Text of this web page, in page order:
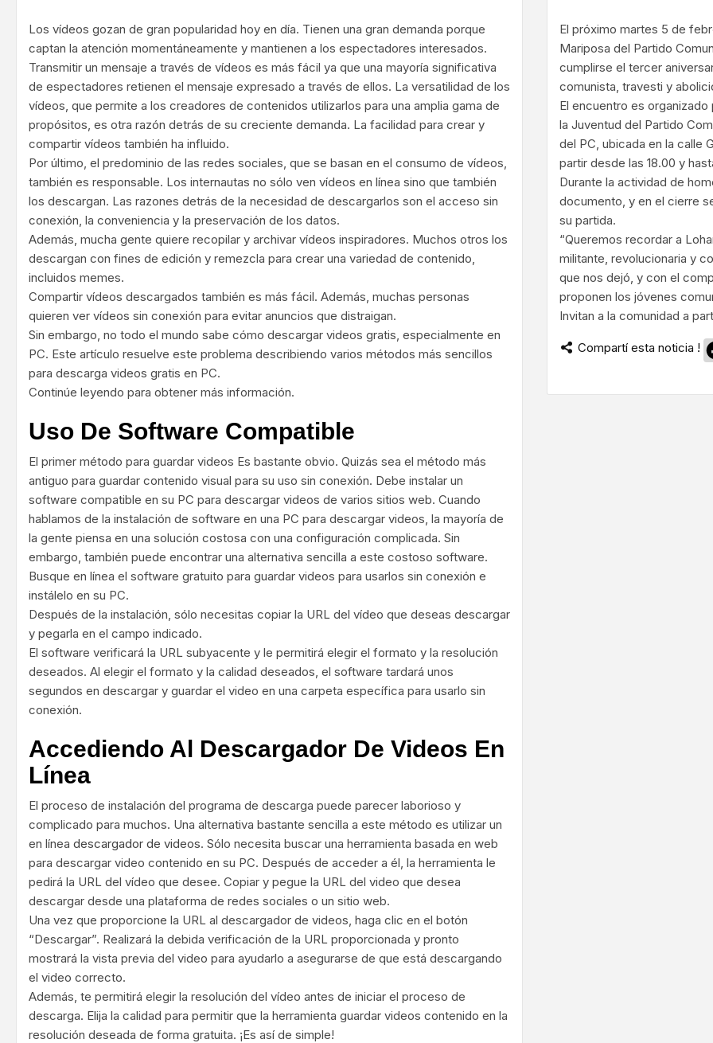
Los vídeos gozan de gran popularidad hoy en día. Tienen una gran demanda porque
captan la atención momentáneamente y mantienen a los espectadores interesados.
Transmitir un mensaje a través de vídeos es más fácil ya que una mayoría significativa
de espectadores retienen el mensaje expresado a través de ellos. La versatilidad de los
vídeos, que permite a los creadores de contenidos utilizarlos para una amplia gama de
propósitos, es otra razón detrás de su creciente demanda. La facilidad para crear y
compartir vídeos también ha influido.
Por último, el predominio de las redes sociales, que se basan en el consumo de vídeos,
también es responsable. Los internautas no sólo ven vídeos en línea sino que también
los descargan. Las razones detrás de la necesidad de descargarlos son el acceso sin
conexión, la conveniencia y la preservación de los datos.
Además, mucha gente quiere recopilar y archivar vídeos inspiradores. Muchos otros los
descargan con fines de edición y remezcla para crear una variedad de contenido,
incluidos memes.
Compartir vídeos descargados también es más fácil. Además, muchas personas
quieren ver vídeos sin conexión para evitar anuncios que distraigan.
Sin embargo, no todo el mundo sabe cómo descargar videos gratis, especialmente en
PC. Este artículo resuelve este problema describiendo varios métodos más sencillos
para descarga videos gratis en PC.
Continúe leyendo para obtener más información.
Uso De Software Compatible
El primer método para guardar videos Es bastante obvio. Quizás sea el método más
antiguo para guardar contenido visual para su uso sin conexión. Debe instalar un
software compatible en su PC para descargar videos de varios sitios web. Cuando
hablamos de la instalación de software en una PC para descargar videos, la mayoría de
la gente piensa en una solución costosa con una configuración complicada. Sin
embargo, también puede encontrar una alternativa sencilla a este costoso software.
Busque en línea el software gratuito para guardar videos para usarlos sin conexión e
instálelo en su PC.
Después de la instalación, sólo necesitas copiar la URL del vídeo que deseas descargar
y pegarla en el campo indicado.
El software verificará la URL subyacente y le permitirá elegir el formato y la resolución
deseados. Al elegir el formato y la calidad deseados, el software tardará unos
segundos en descargar y guardar el video en una carpeta específica para usarlo sin
conexión.
Accediendo Al Descargador De Videos En
Línea
El proceso de instalación del programa de descarga puede parecer laborioso y
complicado para muchos. Una alternativa bastante sencilla a este método es utilizar un
en línea descargador de videos. Sólo necesita buscar una herramienta basada en web
para descargar video contenido en su PC. Después de acceder a él, la herramienta le
pedirá la URL del vídeo que desee. Copiar y pegue la URL del video que desea
descargar desde una plataforma de redes sociales o un sitio web.
Una vez que proporcione la URL al descargador de videos, haga clic en el botón
“Descargar”. Realizará la debida verificación de la URL proporcionada y pronto
mostrará la vista previa del video para ayudarlo a asegurarse de que está descargando
el video correcto.
Además, te permitirá elegir la resolución del vídeo antes de iniciar el proceso de
descarga. Elija la calidad para permitir que la herramienta guardar videos contenido en la
resolución deseada de forma gratuita. ¡Es así de simple!
El próximo martes 5 de
Mariposa del Partido
cumplirse el tercer
comunista, travesti y
El encuentro es
la Juventud del Partido
del PC, ubicada en la calle
partir desde las 18.00 y
Durante la actividad de
documento, y en el cierre
su partida.
“Queremos recordar a
militante, revolucionaria y
que nos dejó, y con el
proponen los jóvenes
Invitan a la comunidad a
Compartí esta noticia !